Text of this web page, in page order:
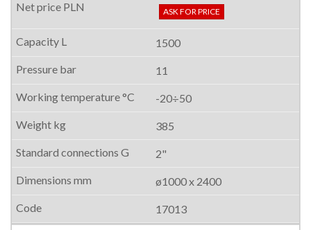
ASK FOR PRICE
1500
11
-20÷50
385
2"
ø1000 x 2400
17013